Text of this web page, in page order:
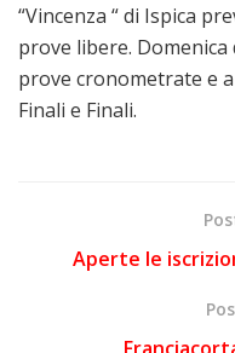
“Vincenza “ di Ispica
prove libere.
prove cronometrate e
Finali e Finali.
Aperte le